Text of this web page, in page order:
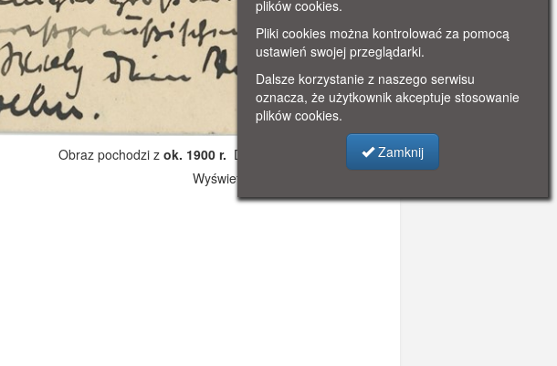
Obraz pochodzi z ok. 1900 r. Dodano: 2019-10-31 17:11
Wyświetlono: 2534
plików cookies.
Pliki cookies można kontrolować za pomocą
ustawień swojej przeglądarki.
Dalsze korzystanie z naszego serwisu
oznacza, że użytkownik akceptuje stosowanie
plików cookies.
Zamknij